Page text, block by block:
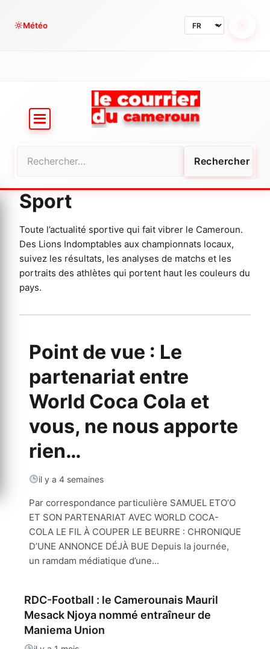
Météo
Sport
Toute l’actualité sportive qui fait vibrer le Cameroun.
Des Lions Indomptables aux championnats locaux,
suivez les résultats, les analyses de matchs et les
portraits des athlètes qui portent haut les couleurs du
pays.
Point de vue : Le
partenariat entre
World Coca Cola et
vous, ne nous apporte
rien…
il y a 4 semaines
Par correspondance particulière SAMUEL ETO’O
ET SON PARTENARIAT AVEC WORLD COCA-
COLA LE FIL À COUPER LE BEURRE : CHRONIQUE
D’UNE ANNONCE DÉJÀ BUE Depuis la journée,
un ramdam médiatique d’une...
RDC-Football : le Camerounais Mauril
Mesack Njoya nommé entraîneur de
Maniema Union